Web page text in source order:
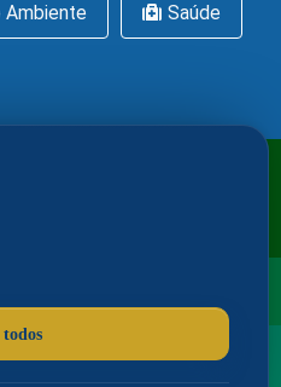
Ambiente Saúde
Assessoria de Imprensa.